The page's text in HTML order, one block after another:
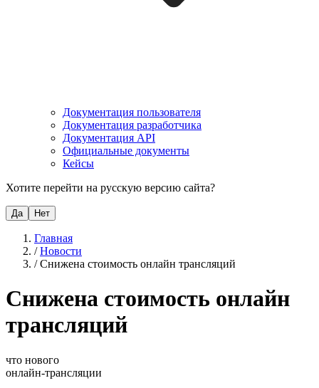
Документация пользователя
Документация разработчика
Документация API
Официальные документы
Кейсы
Хотите перейти на русскую версию сайта?
Да Нет
Главная
/Новости
/Снижена стоимость онлайн трансляций
Снижена стоимость онлайн
трансляций
что нового
онлайн-трансляции